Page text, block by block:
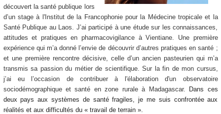
découvert la santé publique lors
d’un stage à l'Institut de la Francophonie pour la Médecine tropicale et la
Santé Publique au Laos. J’ai participé à une étude sur les connaissances,
attitudes et pratiques en pharmacovigilance à Vientiane. Une première
expérience qui m’a donné l’envie de découvrir d’autres pratiques en santé ;
et une première rencontre décisive, celle d’un ancien pasteurien qui m’a
transmis sa passion du métier de scientifique. Sur la fin de mon cursus,
j’ai eu l’occasion de contribuer à l'élaboration d'un observatoire
sociodémographique et santé en zone rurale à Madagascar. Dans ces
deux pays aux systèmes de santé fragiles, je me suis confrontée aux
réalités et aux difficultés du « travail de terrain ».